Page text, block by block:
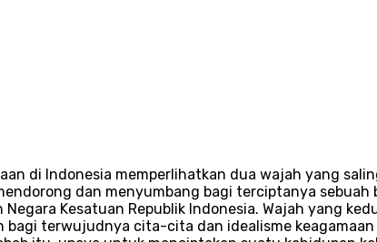
di Indonesia memperlihatkan dua wajah yang
dan menyumbang bagi terciptanya
Kesatuan Republik Indonesia. Wajah yang
bagi terwujudnya cita-cita dan idealisme